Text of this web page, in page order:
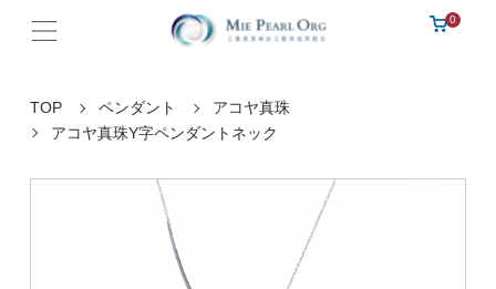
0
TOP ペンダント
アコヤ真珠
アコヤ真珠Y字ペンダントネック